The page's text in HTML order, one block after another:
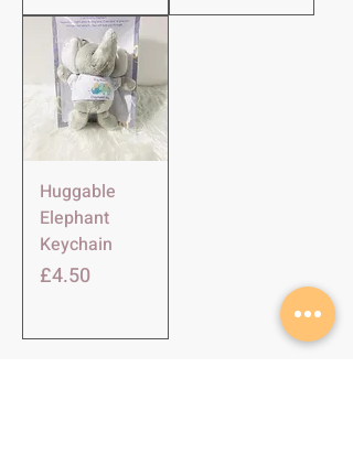
Huggable
Elephant
Keychain
Price
£4.50